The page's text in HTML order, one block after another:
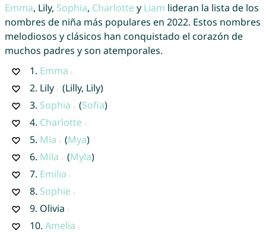
Emma, Lily, Sophia, Charlotte y Liam lideran la lista de los
nombres de niña más populares en 2022. Estos nombres
melodiosos y clásicos han conquistado el corazón de
muchos padres y son atemporales.
1. Emma
2. Lily
(Lilly, Lily)
3. Sophia (Sofia)
4. Charlotte
5. Mia (Mya)
6. Mila (Myla)
7. Emilia
8. Sophie
9. Olivia
10. Amelia